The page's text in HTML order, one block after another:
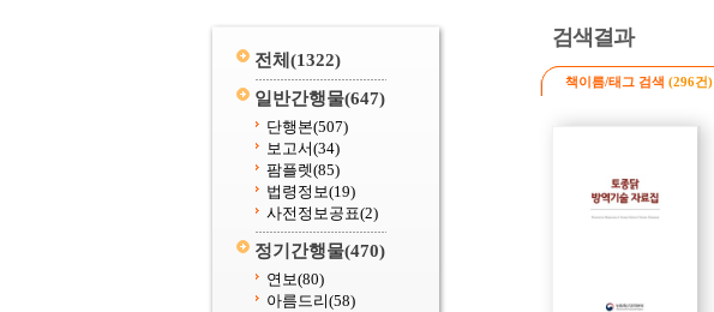
전체 (1322)
일반간행물(647)
단행본(507)
보고서(34)
팜플렛(85)
법령정보(19)
사전정보공표(2)
정기간행물(470)
연보(80)
아름드리(58)
검색결과
책이름/태그 검색 (296건)